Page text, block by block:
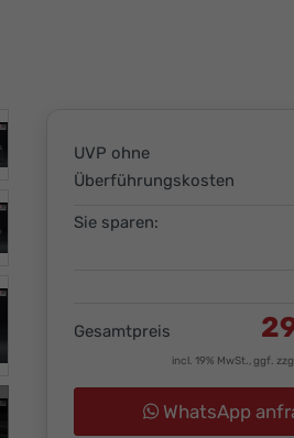
UVP ohne
Überführungskosten
Sie sparen:
Gesamtpreis
incl. 19% MwSt., ggf.
WhatsApp